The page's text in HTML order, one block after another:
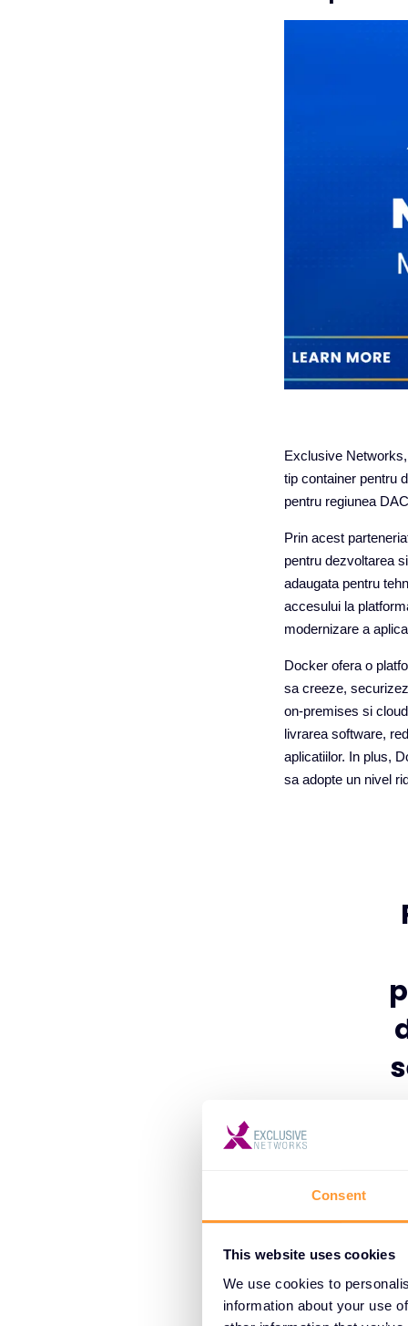
Consent
This website uses cookies
We use cookies to
information about your use
Exclusive
tip container pentru
pentru regiunea
Prin acest
pentru dezvoltarea
adaugata pentru
accesului la
modernizare a
Docker ofera o
sa creeze,
on‑premises si
livrarea software,
aplicatiilor. In plus,
sa adopte un nivel